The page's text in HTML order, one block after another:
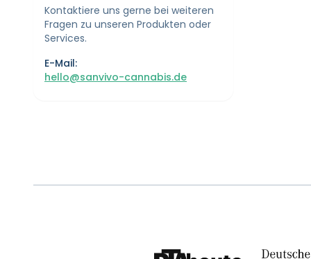
Kontaktiere uns gerne bei weiteren
Fragen zu unseren Produkten oder
Services.
E-Mail:
hello@sanvivo-cannabis.de